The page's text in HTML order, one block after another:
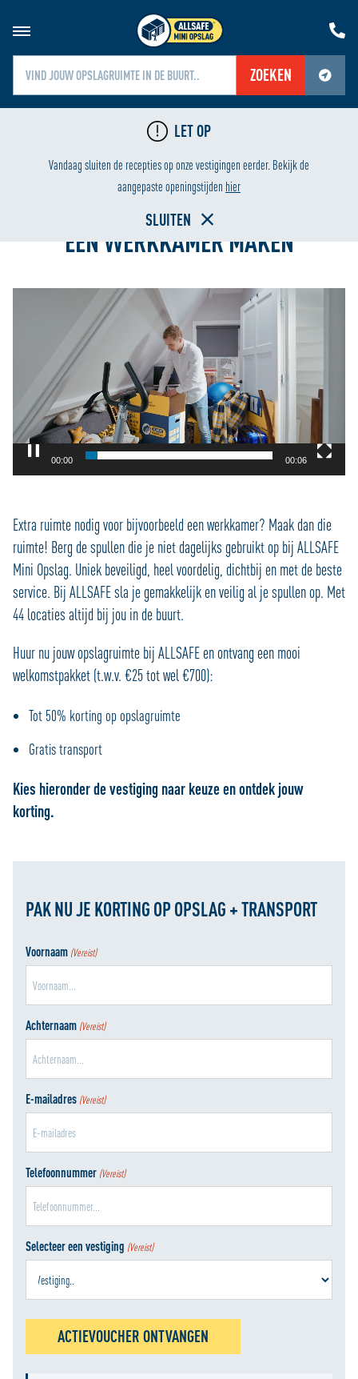
ZOEKEN
Jouw locatiediensten zijn uitgeschakeld.
Schakel jouw locatiediensten in om deze functie te gebruiken.
LET OP
Vandaag sluiten de recepties op onze vestigingen eerder. Bekijk de
aangepaste openingstijden hier
SLUITEN
Home
EEN WERKKAMER MAKEN
00:01 00:06
Extra ruimte nodig voor bijvoorbeeld een werkkamer? Maak dan die
ruimte! Berg de spullen die je niet dagelijks gebruikt op bij ALLSAFE
Mini Opslag. Uniek beveiligd, heel voordelig, dichtbij en met de beste
service. Bij ALLSAFE sla je gemakkelijk en veilig al je spullen op. Met
44 locaties altijd bij jou in de buurt.
Huur nu jouw opslagruimte bij ALLSAFE en ontvang een mooi
welkomstpakket (t.w.v. €25 tot wel €700):
Tot 50% korting op opslagruimte
Gratis transport
Kies hieronder de vestiging naar keuze en ontdek jouw
korting.
PAK NU JE KORTING OP OPSLAG + TRANSPORT
Voornaam (Vereist)
Achternaam (Vereist)
E-mailadres (Vereist)
Telefoonnummer (Vereist)
Selecteer een vestiging (Vereist)
ACTIEVOUCHER ONTVANGEN